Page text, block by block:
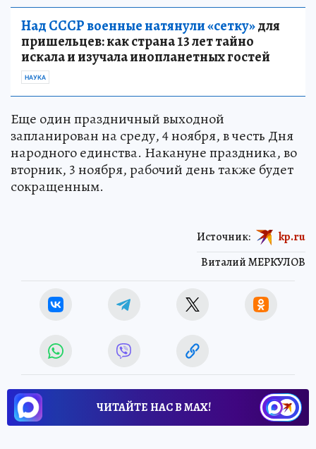
Над СССР военные натянули «сетку»для
пришельцев: как страна 13 лет тайно
искала и изучала инопланетных гостей
НАУКА
Еще один праздничный выходной
запланирован на среду, 4 ноября, в честь Дня
народного единства. Накануне праздника, во
вторник, 3 ноября, рабочий день также будет
сокращенным.
Виталий МЕРКУЛОВ
Источник: kp.ru
ЧИТАЙТЕ НАС В МАХ!